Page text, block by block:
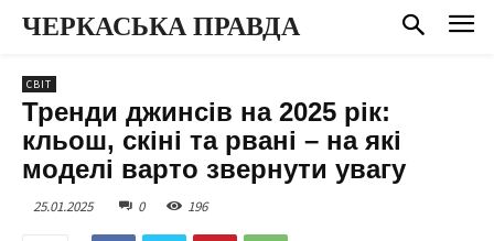
ЧЕРКАСЬКА ПРАВДА
СВІТ
Тренди джинсів на 2025 рік:
кльош, скіні та рвані – на які
моделі варто звернути увагу
25.01.2025 0 196